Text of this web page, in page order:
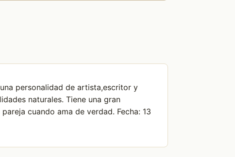
personalidad de artista,escritor y
naturales. Tiene una gran
cuando ama de verdad. Fecha: 13